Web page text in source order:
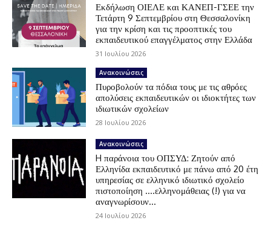
Εκδήλωση ΟΙΕΛΕ και ΚΑΝΕΠ-ΓΣΕΕ την
Τετάρτη 9 Σεπτεμβρίου στη Θεσσαλονίκη
για την κρίση και τις προοπτικές του
εκπαιδευτικού επαγγέλματος στην Ελλάδα
31 Ιουλίου 2026
Ανακοινώσεις
Πυροβολούν τα πόδια τους με τις αθρόες
απολύσεις εκπαιδευτικών οι ιδιοκτήτες των
ιδιωτικών σχολείων
28 Ιουλίου 2026
Ανακοινώσεις
H παράνοια του ΟΠΣΥΔ: Ζητούν από
Ελληνίδα εκπαιδευτικό με πάνω από 20 έτη
υπηρεσίας σε ελληνικό ιδιωτικό σχολείο
πιστοποίηση ….ελληνομάθειας (!) για να
αναγνωρίσουν...
24 Ιουλίου 2026